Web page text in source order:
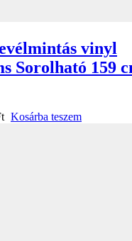
vinyl
Sorolható 159
Kosárba teszem